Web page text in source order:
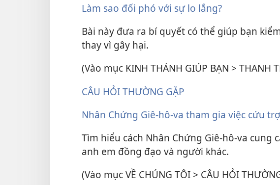
Làm sao đối phó với sự lo lắng?
Bài này đưa ra bí quyết có thể giúp bạn
thay vì gây hại.
(Vào mục KINH THÁNH GIÚP BẠN > THANH
CÂU HỎI THƯỜNG GẶP
Nhân Chứng Giê-hô-va tham gia việc cứu
Tìm hiểu cách Nhân Chứng Giê-hô-va cung
anh em đồng đạo và người khác.
(Vào mục VỀ CHÚNG TÔI > CÂU HỎI